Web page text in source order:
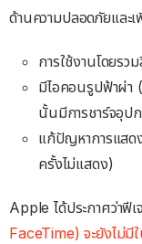
ด้านความปลอดภัยและ
การใช้งานโดยร
มีไอคอนรูปฟ้าผ่า
นั้นมีการชาร์จอุป
แก้ปัญหาการแสด
ครั้งไม่แสดง)
Apple ได้ประกาศว่าฟีเ
FaceTime) จะยังไม่มี